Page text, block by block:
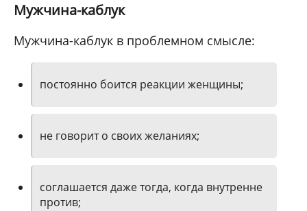
Мужчина-каблук
Мужчина-каблук в проблемном смысле:
постоянно боится реакции женщины;
не говорит о своих желаниях;
соглашается даже тогда, когда внутренне
против;